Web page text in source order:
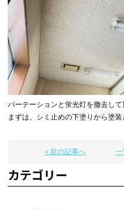
パーテーションと蛍光灯を撤去して
まずは、シミ止めの下塗りから塗装
« 前の記事へ 一
カテゴリー